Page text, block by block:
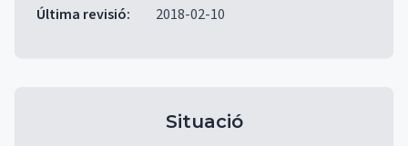
Última revisió: 2018-02-10
Situació